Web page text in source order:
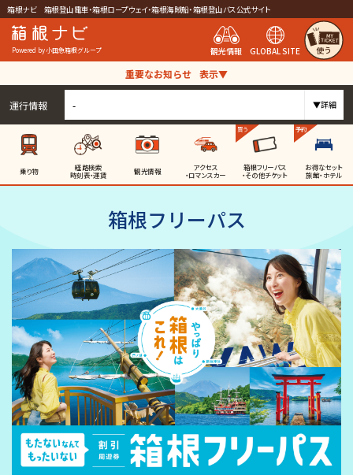
箱根ナビ 箱根登山電車・箱根ロープウェイ・箱根海賊船・箱根登山バス公式サイト
Powered by 小田急箱根グループ 観光情報 GLOBAL SITE 使う
重要なお知らせ 表示▼
運行情報 - ▼詳細
乗り物 経路検索
時刻表・運賃 観光情報 アクセス
・ロマンスカー
買う
箱根フリーパス
・その他チケット
予約
お得なセット
旅館・ホテル
箱根フリーパス